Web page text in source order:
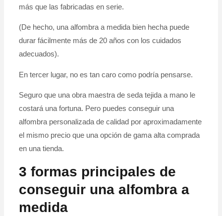
más que las fabricadas en serie.
(De hecho, una alfombra a medida bien hecha puede
durar fácilmente más de 20 años con los cuidados
adecuados).
En tercer lugar, no es tan caro como podría pensarse.
Seguro que una obra maestra de seda tejida a mano le
costará una fortuna. Pero puedes conseguir una
alfombra personalizada de calidad por aproximadamente
el mismo precio que una opción de gama alta comprada
en una tienda.
3 formas principales de
conseguir una alfombra a
medida